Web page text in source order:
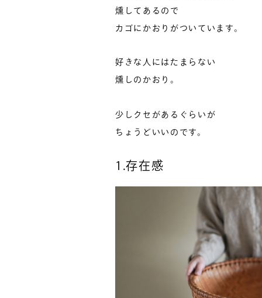
燻してあるので
カゴにかおりがついています。
好きな人にはたまらない
燻しのかおり。
少しクセがあるぐらいが
ちょうどいいのです。
1.存在感